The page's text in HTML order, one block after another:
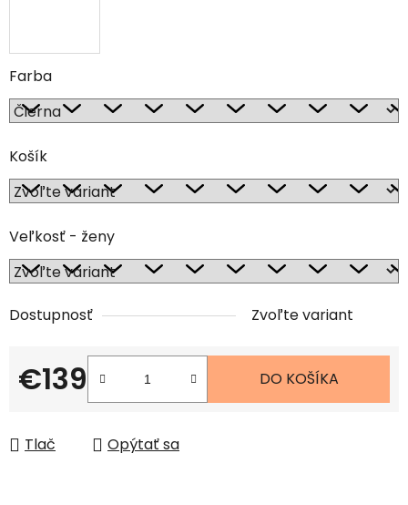
Farba
Košík
Veľkosť - ženy
Dostupnosť Zvoľte variant
€139
Jednotková cena:
DO KOŠÍKA
Tlač Opýtať sa